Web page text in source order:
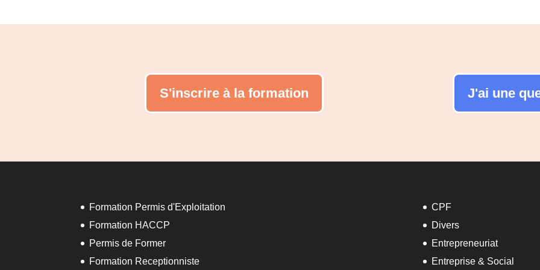
S'inscrire à la formation J'ai une
Formation Permis d'Exploitation
Formation HACCP
Permis de Former
Formation Receptionniste
CPF
Divers
Entrepreneuriat
Entreprise & Social